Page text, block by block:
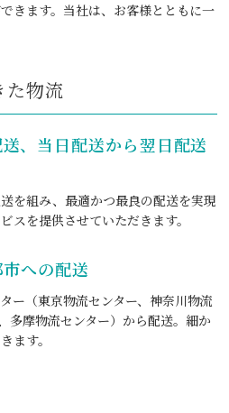
きます。当社は、お客様とともに一
た物流
、当日配送から翌日配送
を組み、最適かつ最良の配送を実現
スを提供させていただきます。
への配送
ー（東京物流センター、神奈川物流
多摩物流センター）から配送。細か
ます。